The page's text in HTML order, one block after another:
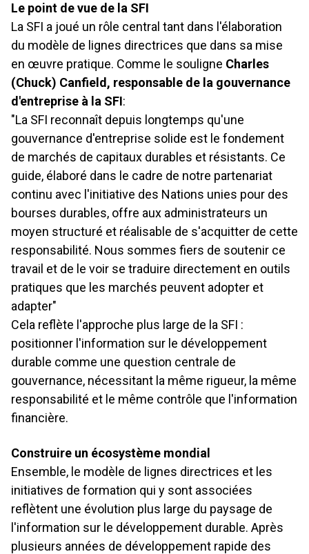
Le point de vue de la SFI
La SFI a joué un rôle central tant dans l'élaboration
du modèle de lignes directrices que dans sa mise
en œuvre pratique. Comme le souligne Charles
(Chuck) Canfield, responsable de la gouvernance
d'entreprise à la SFI:
"La SFI reconnaît depuis longtemps qu'une
gouvernance d'entreprise solide est le fondement
de marchés de capitaux durables et résistants. Ce
guide, élaboré dans le cadre de notre partenariat
continu avec l'initiative des Nations unies pour des
bourses durables, offre aux administrateurs un
moyen structuré et réalisable de s'acquitter de cette
responsabilité. Nous sommes fiers de soutenir ce
travail et de le voir se traduire directement en outils
pratiques que les marchés peuvent adopter et
adapter"
Cela reflète l'approche plus large de la SFI :
positionner l'information sur le développement
durable comme une question centrale de
gouvernance, nécessitant la même rigueur, la même
responsabilité et le même contrôle que l'information
financière.
Construire un écosystème mondial
Ensemble, le modèle de lignes directrices et les
initiatives de formation qui y sont associées
reflètent une évolution plus large du paysage de
l'information sur le développement durable. Après
plusieurs années de développement rapide des